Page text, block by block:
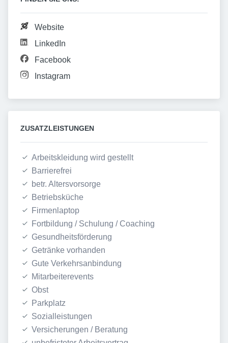
Website
LinkedIn
Facebook
Instagram
ZUSATZLEISTUNGEN
Arbeitskleidung wird gestellt
Barrierefrei
betr. Altersvorsorge
Betriebsküche
Firmenlaptop
Fortbildung / Schulung / Coaching
Gesundheitsförderung
Getränke vorhanden
Gute Verkehrsanbindung
Mitarbeiterevents
Obst
Parkplatz
Sozialleistungen
Versicherungen / Beratung